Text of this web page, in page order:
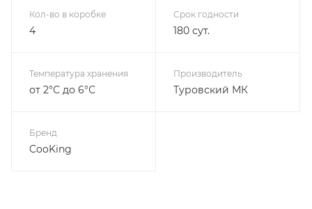
Кол-во в коробке
4
Срок годности
180 сут.
Температура хранения
от 2°С до 6°С
Производитель
Туровский МК
Бренд
CooKing